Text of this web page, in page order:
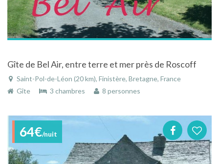
Gîte de Bel Air, entre terre et mer près de Roscoff
Saint-Pol-de-Léon (20 km), Finistère, Bretagne, France
Gîte
3 chambres 8 personnes
64€/nuit